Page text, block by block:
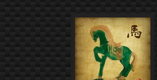
Scheibenwelten“